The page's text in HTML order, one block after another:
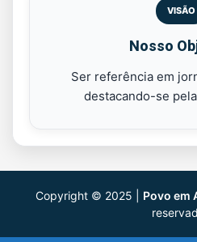
VISÃO
Nosso
Ser referência em
destacando-se
Copyright © 2025 | Povo em